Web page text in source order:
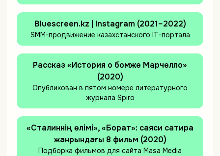
Bluescreen.kz | Instagram (2021–2022)
SMM-продвижение казахстанского IT-портала
Рассказ «История о бомже Марчелло»
(2020)
Опубликован в пятом номере литературного
журнала Spiro
«Сталиннің өлімі», «Борат»: саяси сатира
жанрындағы 8 фильм (2020)
Подборка фильмов для сайта Masa Media